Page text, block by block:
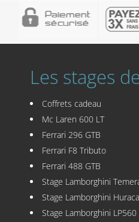
Les stages
Coffrets cadeau
Mc Laren 600 LT
Ferrari 296 GTB
Ferrari F8 Tributo
Ferrari 488 GTB
Stage Lamborghini
Stage Lamborghini
Stage Lamborghini LP560